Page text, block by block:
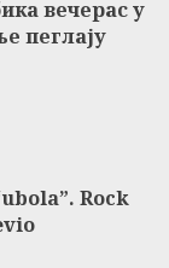
вечерас у
пеглају
Rock